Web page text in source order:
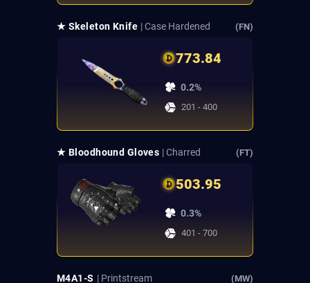
★ Skeleton Knife | Case Hardened (FN)
773.84
0.2%
201 - 400
★ Bloodhound Gloves | Charred (FT)
503.95
0.3%
401 - 700
M4A1-S | Printstream (MW)